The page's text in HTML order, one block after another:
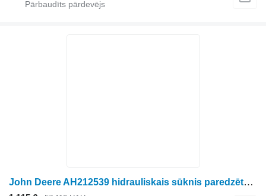
John Deere AH212539 hidrauliskais sūknis paredzēts John Deere riteņtraktora